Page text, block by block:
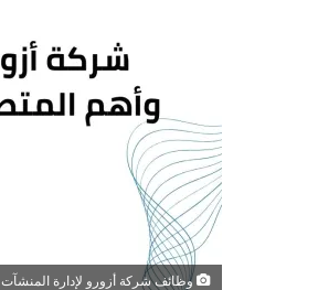
وظائف شركة أزورو لإدارة المنشآت